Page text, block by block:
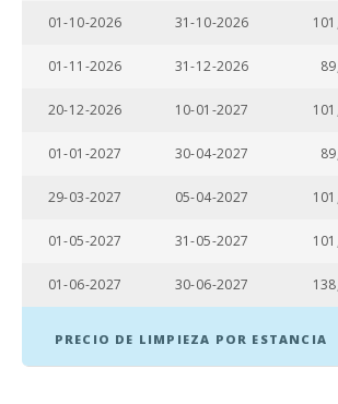
Parque
Palma
(km):
Marineland
Mallorca (km):
Parque
Hidropark
Playa Can
Playa Cala
01-10-2026 31-10-2026
01-11-2026 31-12-2026
20-12-2026 10-01-2027
01-01-2027 30-04-2027
29-03-2027 05-04-2027
01-05-2027 31-05-2027
01-06-2027 30-06-2027
PRECIO DE LIMPIEZA POR ESTANCIA